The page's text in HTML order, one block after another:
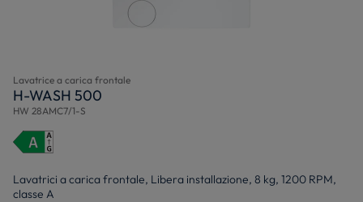
Lavatrice a carica frontale
H-WASH 500
HW 28AMC7/1-S
Lavatrici a carica frontale, Libera installazione, 8 kg, 1200 RPM,
classe A